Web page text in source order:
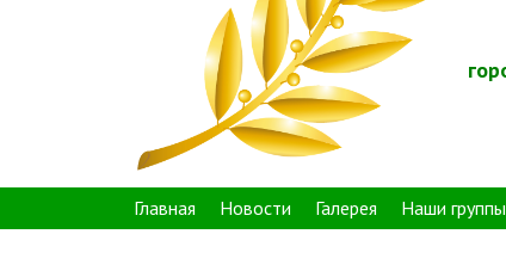
Главная Новости Галерея Наши группы